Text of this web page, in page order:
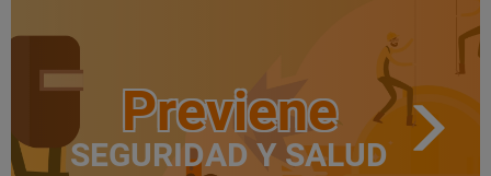
Previene
SEGURIDAD Y SALUD